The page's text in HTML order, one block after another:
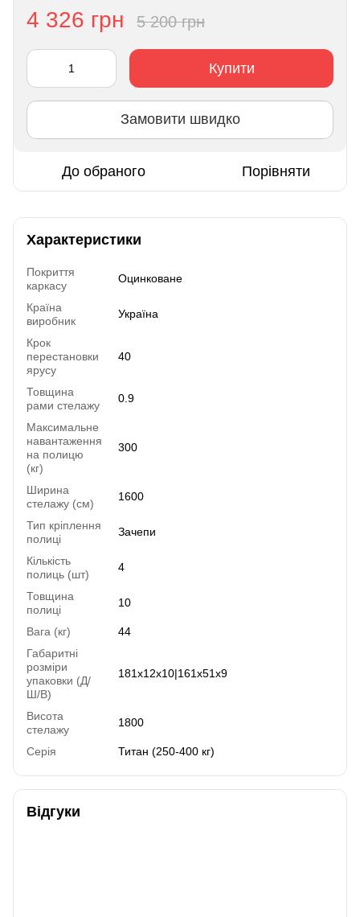
4 326 грн 5 200 грн
Купити
Замовити швидко
До обраного Порівняти
Характеристики
Покриття
каркасу
Оцинковане
Країна
виробник
Україна
Крок
перестановки
ярусу
40
Товщина
рами стелажу
0.9
Максимальне
навантаження
на полицю
(кг)
300
Ширина
стелажу (см)
1600
Тип кріплення
полиці
Зачепи
Кількість
полиць (шт)
4
Товщина
полиці
10
Вага (кг)
44
Габаритні
розміри
упаковки (Д/
Ш/В)
181x12x10|161x51x9
Висота
стелажу
1800
Серія Титан (250-400 кг)
Відгуки